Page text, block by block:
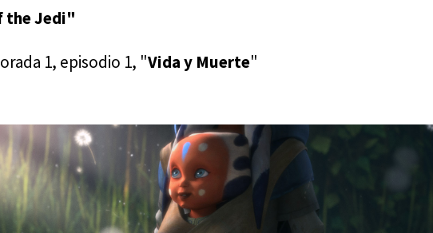
the Jedi"
1, episodio 1, "Vida y Muerte"